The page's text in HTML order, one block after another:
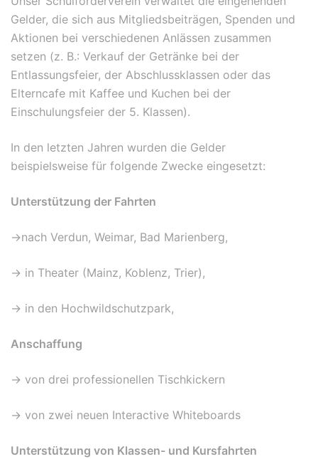
Gelder, die sich aus Mitgliedsbeiträgen, Spenden und
Aktionen bei verschiedenen Anlässen zusammen
setzen (z. B.: Verkauf der Getränke bei der
Entlassungsfeier, der Abschlussklassen oder das
Elterncafe mit Kaffee und Kuchen bei der
Einschulungsfeier der 5. Klassen).
In den letzten Jahren wurden die Gelder
beispielsweise für folgende Zwecke eingesetzt:
Unterstützung der Fahrten
->nach Verdun, Weimar, Bad Marienberg,
-> in Theater (Mainz, Koblenz, Trier),
-> in den Hochwildschutzpark,
Anschaffung
-> von drei professionellen Tischkickern
-> von zwei neuen Interactive Whiteboards
Unterstützung von Klassen- und Kursfahrten